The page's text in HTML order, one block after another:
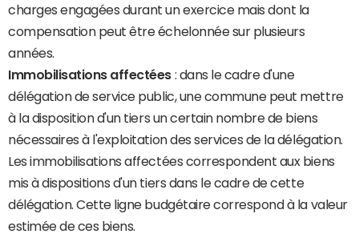
charges engagées durant un exercice mais dont la
compensation peut être échelonnée sur plusieurs
années.
Immobilisations affectées : dans le cadre d'une
délégation de service public, une commune peut mettre
à la disposition d'un tiers un certain nombre de biens
nécessaires à l'exploitation des services de la délégation.
Les immobilisations affectées correspondent aux biens
mis à dispositions d'un tiers dans le cadre de cette
délégation. Cette ligne budgétaire correspond à la valeur
estimée de ces biens.